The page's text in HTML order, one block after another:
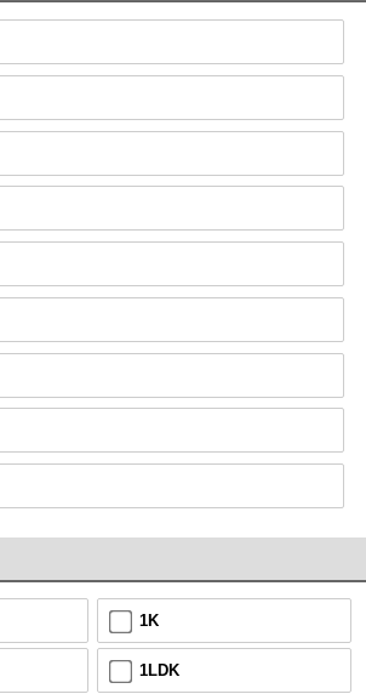
1K
1LDK